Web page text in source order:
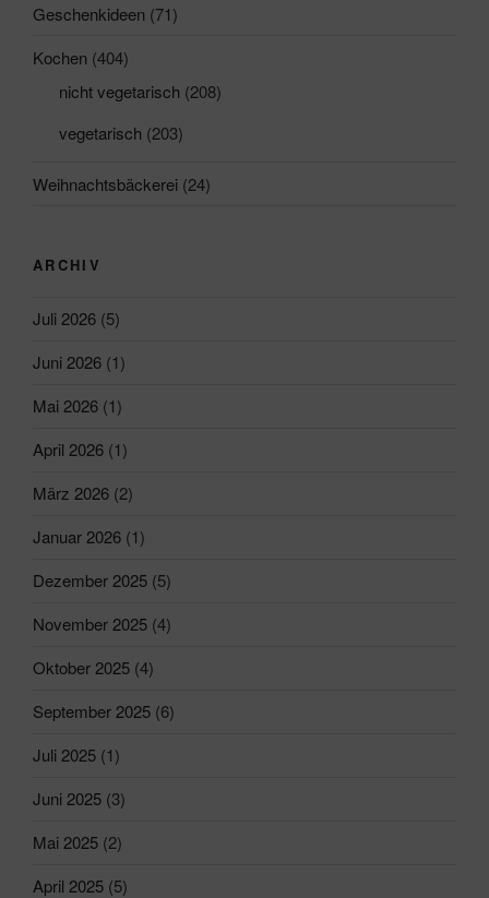
Geschenkideen (71)
Kochen (404)
nicht vegetarisch (208)
vegetarisch (203)
Weihnachtsbäckerei (24)
ARCHIV
Juli 2026 (5)
Juni 2026 (1)
Mai 2026 (1)
April 2026 (1)
März 2026 (2)
Januar 2026 (1)
Dezember 2025 (5)
November 2025 (4)
Oktober 2025 (4)
September 2025 (6)
Juli 2025 (1)
Juni 2025 (3)
Mai 2025 (2)
April 2025 (5)